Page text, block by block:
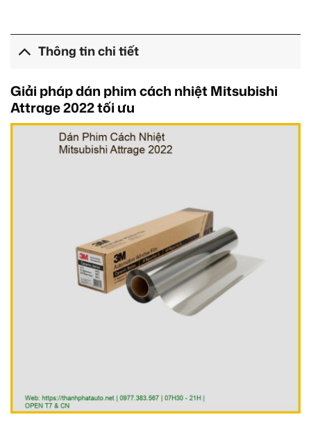
Thông tin chi tiết
Giải pháp dán phim cách nhiệt Mitsubishi
Attrage 2022 tối ưu